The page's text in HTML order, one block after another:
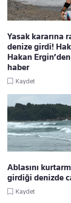
Yasak kararına
denize girdi!
Hakan Ergin’den
haber
Kaydet
Ablasını
girdiği denizde
Kaydet